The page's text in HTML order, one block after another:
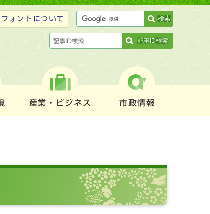
ォントについて 検索
記事ID検索
産業・ビジネス 市政情報